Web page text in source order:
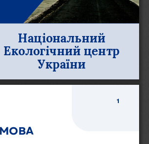
Національний
Екологічний центр
України
1